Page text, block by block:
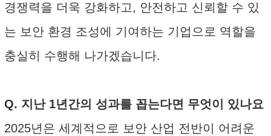
경쟁력을 더욱 강화하고, 안전하고 신뢰할 수 있
는 보안 환경 조성에 기여하는 기업으로 역할을
충실히 수행해 나가겠습니다.
Q. 지난 1년간의 성과를 꼽는다면 무엇이 있나요
2025년은 세계적으로 보안 산업 전반이 어려운